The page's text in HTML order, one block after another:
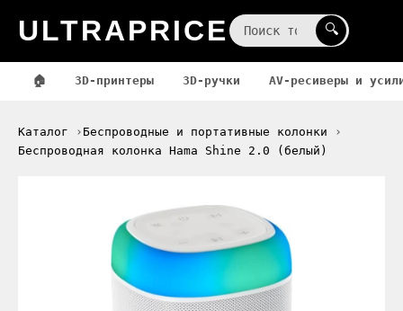
ULTRAPRICE 🔍
🏠 3D-принтеры 3D-ручки AV-ресиверы и
Каталог
Беспроводные и портативные колонки
Беспроводная колонка Hama Shine 2.0 (белый)